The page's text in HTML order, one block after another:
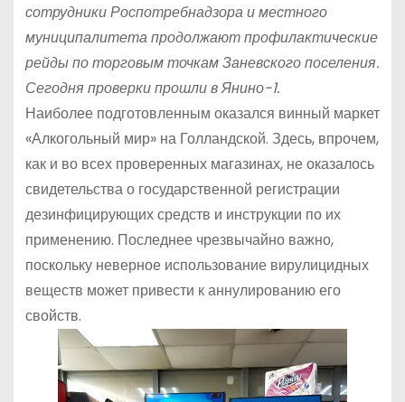
сотрудники Роспотребнадзора и местного
муниципалитета продолжают профилактические
рейды по торговым точкам Заневского поселения.
Сегодня проверки прошли в Янино-1.
Наиболее подготовленным оказался винный маркет
«Алкогольный мир» на Голландской. Здесь, впрочем,
как и во всех проверенных магазинах, не оказалось
свидетельства о государственной регистрации
дезинфицирующих средств и инструкции по их
применению. Последнее чрезвычайно важно,
поскольку неверное использование вирулицидных
веществ может привести к аннулированию его
свойств.